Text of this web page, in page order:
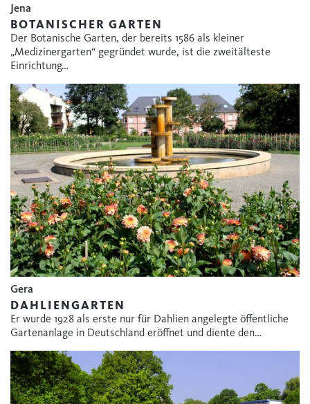
Jena
BOTANISCHER GARTEN
Der Botanische Garten, der bereits 1586 als kleiner
„Medizinergarten“ gegründet wurde, ist die zweitälteste
Einrichtung…
Gera
DAHLIENGARTEN
Er wurde 1928 als erste nur für Dahlien angelegte öffentliche
Gartenanlage in Deutschland eröffnet und diente den…